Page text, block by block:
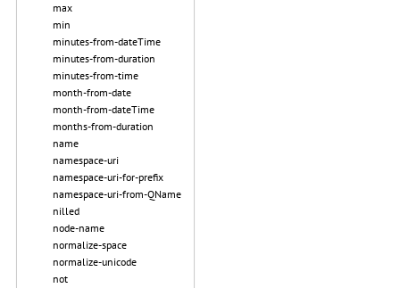
max
min
minutes-from-dateTime
minutes-from-duration
minutes-from-time
month-from-date
month-from-dateTime
months-from-duration
name
namespace-uri
namespace-uri-for-prefix
namespace-uri-from-QName
nilled
node-name
normalize-space
normalize-unicode
not